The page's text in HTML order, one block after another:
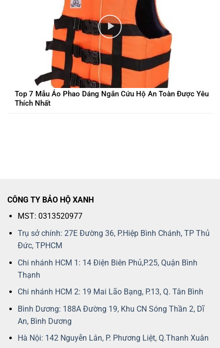
Top 7 Mẫu Áo Phao Dáng Ngắn Cứu Hộ An Toàn Được Yêu
Thích Nhất
CÔNG TY BẢO HỘ XANH
MST: 0313520977
Trụ sở chính: 27E Đường 36, P.Hiệp Bình Chánh, TP Thủ
Đức, TPHCM
Chi nhánh HCM 1: 14 Điện Biên Phủ,P.25, Quận Bình
Thạnh
Chi nhánh HCM 2: 19 Mai Lão Bạng, P.13, Q. Tân Bình
Bình Dương: 188A Đường 19, Khu CN Sóng Thần 2, Dĩ
An, Bình Dương
Hà Nội: 142 Nguyễn Lân, P. Phương Liệt, Q.Thanh Xuân